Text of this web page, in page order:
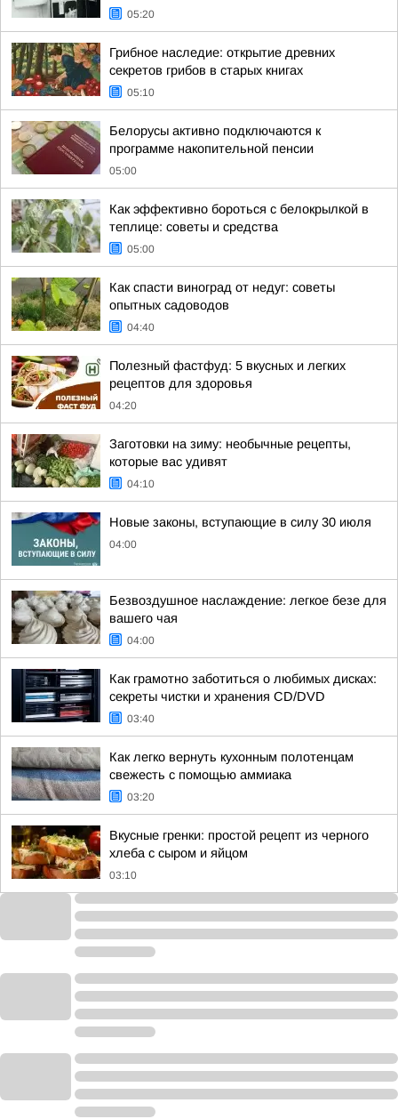
05:20
Грибное наследие: открытие древних
секретов грибов в старых книгах
05:10
Белорусы активно подключаются к
программе накопительной пенсии
05:00
Как эффективно бороться с белокрылкой в
теплице: советы и средства
05:00
Как спасти виноград от недуг: советы
опытных садоводов
04:40
Полезный фастфуд: 5 вкусных и легких
рецептов для здоровья
04:20
Заготовки на зиму: необычные рецепты,
которые вас удивят
04:10
Новые законы, вступающие в силу 30 июля
04:00
Безвоздушное наслаждение: легкое безе для
вашего чая
04:00
Как грамотно заботиться о любимых дисках:
секреты чистки и хранения CD/DVD
03:40
Как легко вернуть кухонным полотенцам
свежесть с помощью аммиака
03:20
Вкусные гренки: простой рецепт из черного
хлеба с сыром и яйцом
03:10